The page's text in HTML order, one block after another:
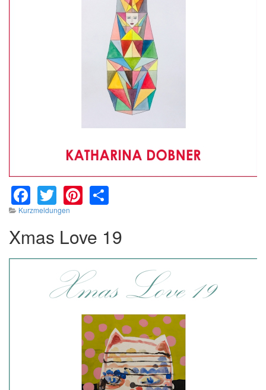
Facebook
TwitterPinterest
Kurzmeldungen
Xmas Love 19